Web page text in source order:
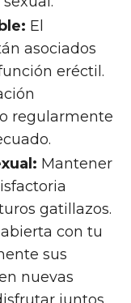
El
asociados
eréctil.
regularmente
Mantener
gatillazos.
con tu
sus
nuevas